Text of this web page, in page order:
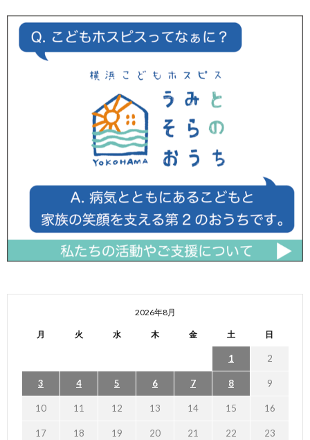
2026年8月
月 火 水 木 金 土 日
1 2
3 4 5 6 7 8 9
10 11 12 13 14 15 16
17 18 19 20 21 22 23